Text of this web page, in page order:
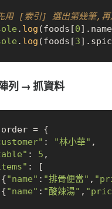
[索引] 選出第幾筆,再
. log (foods[0]. name
. log (foods[3].
列 → 抓資料
order = {
: "林小華" ,
: 5 ,
: [
    {
"name" : "排骨便當" ,
    {
"name" : "酸辣湯" ,